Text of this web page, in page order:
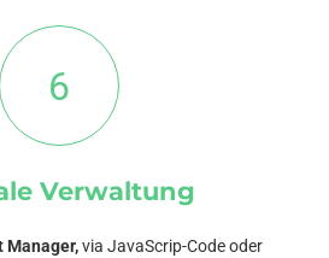
6
Verwaltung
Manager,via JavaScrip-Code oder